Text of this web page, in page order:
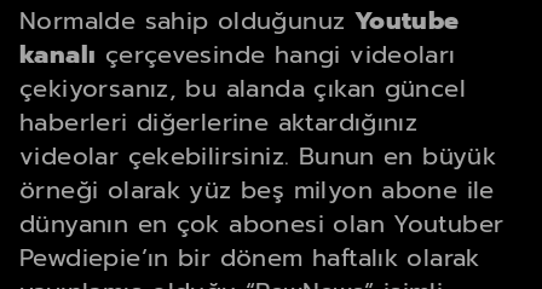
Normalde sahip olduğunuz Youtube
kanalı çerçevesinde hangi videoları
çekiyorsanız, bu alanda çıkan güncel
haberleri diğerlerine aktardığınız
videolar çekebilirsiniz. Bunun en büyük
örneği olarak yüz beş milyon abone ile
dünyanın en çok abonesi olan Youtuber
Pewdiepie’ın bir dönem haftalık olarak